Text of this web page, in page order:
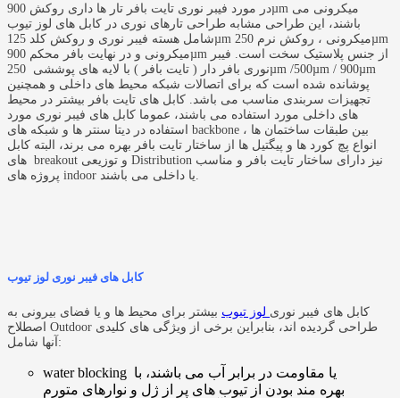
در مورد فیبر نوری تایت بافر تار ها داری روکش 900µm میکرونی می
باشند، این طراحی مشابه طراحی تارهای نوری در کابل های لوز تیوب
شامل هسته فیبر نوری و روکش کلد 125µm میکرونی ، روکش نرم 250µm
میکرونی و در نهایت بافر محکم 900µm از جنس پلاستیک سخت است. فیبر
نوری بافر دار ( تایت بافر ) با لایه های پوششی 250µm /500µm / 900µm
پوشانده شده است که برای اتصالات شبکه محیط های داخلی و همچنین
تجهیزات سربندی مناسب می باشد. کابل های تایت بافر بیشتر در محیط
های داخلی مورد استفاده می باشند، عموما کابل های فیبر نوری مورد
استفاده در دیتا سنتر ها و شبکه های backbone بین طبقات ساختمان ها ،
انواع پچ کورد ها و پیگتیل ها از ساختار تایت بافر بهره می برند، البته کابل
های breakout و توزیعی Distribution نیز دارای ساختار تایت بافر و مناسب
کابل های فیبر نوری لوز تیوب
کابل های فیبر نوری لوز تیوب بیشتر برای محیط ها و یا فضای بیرونی به
اصطلاح Outdoor طراحی گردیده اند، بنابراین برخی از ویژگی های کلیدی
آنها شامل:
water blocking یا مقاومت در برابر آب می باشند، با
بهره مند بودن از تیوب های پر از ژل و نوارهای متورم